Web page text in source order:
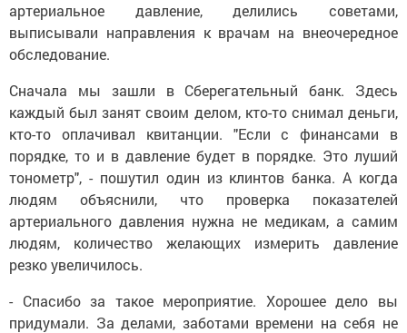
артериальное давление, делились советами,
выписывали направления к врачам на внеочередное
обследование.
Сначала мы зашли в Сберегательный банк. Здесь
каждый был занят своим делом, кто-то снимал деньги,
кто-то оплачивал квитанции. "Если с финансами в
порядке, то и в давление будет в порядке. Это луший
тонометр", - пошутил один из клинтов банка. А когда
людям объяснили, что проверка показателей
артериального давления нужна не медикам, а самим
людям, количество желающих измерить давление
резко увеличилось.
- Спасибо за такое мероприятие. Хорошее дело вы
придумали. За делами, заботами времени на себя не